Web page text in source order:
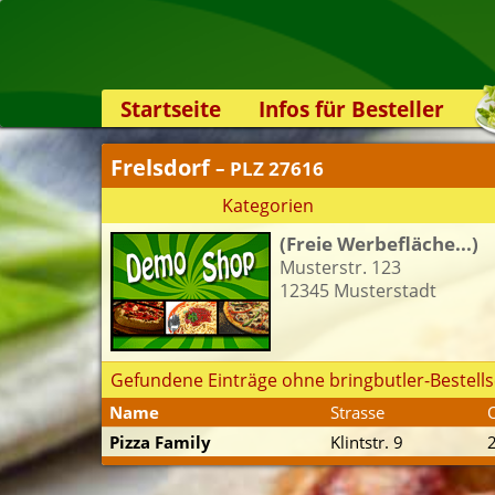
Startseite
Infos für Besteller
Lieferservice-App
Weiterempfehlen
Newsletter
Sicherheit
Kontakt
Frelsdorf– PLZ 27616
Kategorien
(Freie Werbefläche...)
Musterstr. 123
12345 Musterstadt
Gefundene Einträge ohne bringbutler-
Name Strasse
Pizza Family
Klintstr. 9